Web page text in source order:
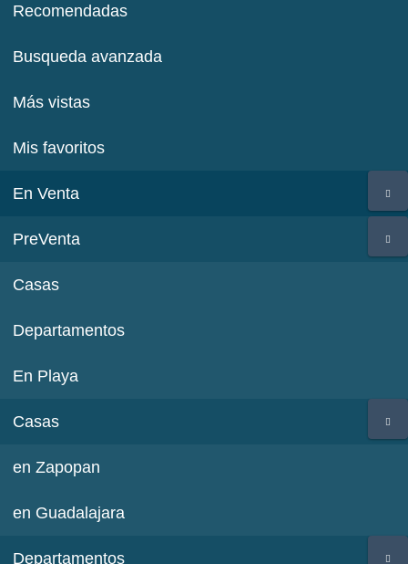
Recomendadas
Busqueda avanzada
Más vistas
Mis favoritos
En Venta
PreVenta
Casas
Departamentos
En Playa
Casas
en Zapopan
en Guadalajara
Departamentos